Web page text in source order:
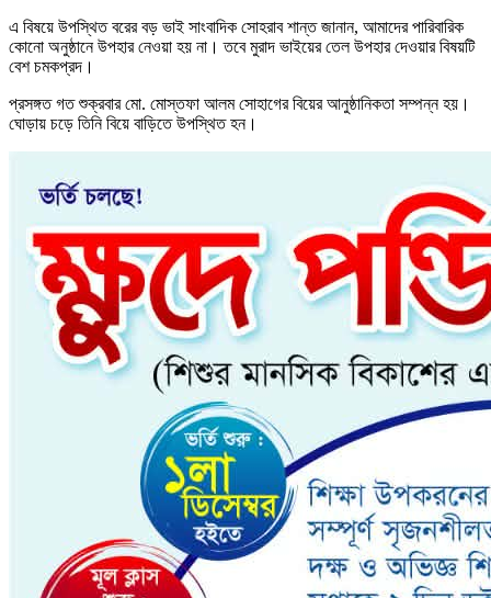
এ বিষয়ে উপস্থিত বরের বড় ভাই সাংবাদিক সোহরাব শান্ত জানান, আমাদের পারিবারিক
কোনো অনুষ্ঠানে উপহার নেওয়া হয় না। তবে মুরাদ ভাইয়ের তেল উপহার দেওয়ার বিষয়টি
বেশ চমকপ্রদ।
প্রসঙ্গত গত শুক্রবার মো. মোস্তফা আলম সোহাগের বিয়ের আনুষ্ঠানিকতা সম্পন্ন হয়।
ঘোড়ায় চড়ে তিনি বিয়ে বাড়িতে উপস্থিত হন।